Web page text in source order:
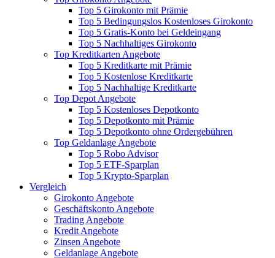
Top 5 Girokonto mit Prämie
Top 5 Bedingungslos Kostenloses Girokonto
Top 5 Gratis-Konto bei Geldeingang
Top 5 Nachhaltiges Girokonto
Top Kreditkarten Angebote
Top 5 Kreditkarte mit Prämie
Top 5 Kostenlose Kreditkarte
Top 5 Nachhaltige Kreditkarte
Top Depot Angebote
Top 5 Kostenloses Depotkonto
Top 5 Depotkonto mit Prämie
Top 5 Depotkonto ohne Ordergebühren
Top Geldanlage Angebote
Top 5 Robo Advisor
Top 5 ETF-Sparplan
Top 5 Krypto-Sparplan
Vergleich
Girokonto Angebote
Geschäftskonto Angebote
Trading Angebote
Kredit Angebote
Zinsen Angebote
Geldanlage Angebote